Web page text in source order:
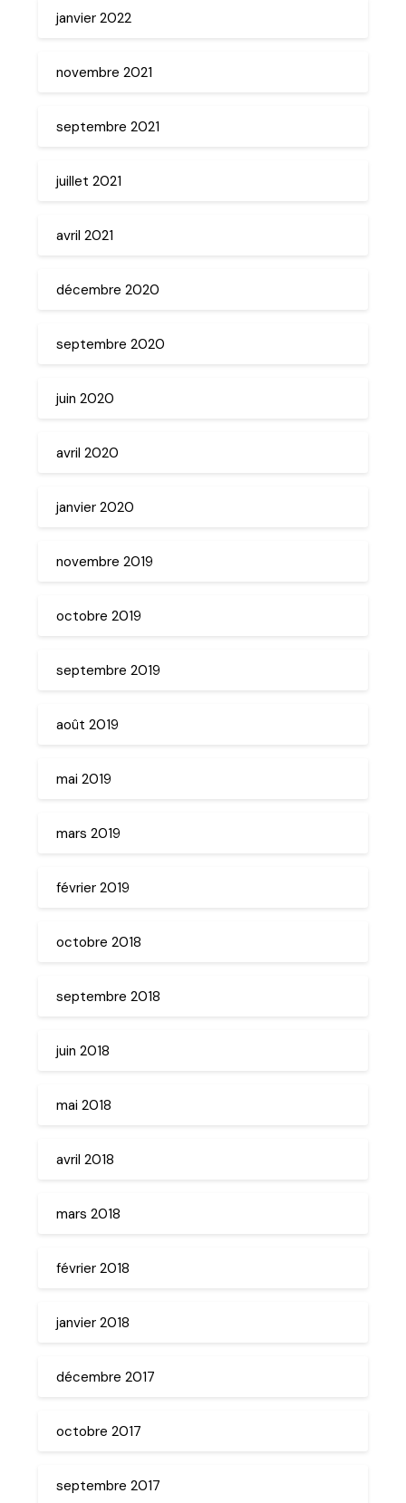
janvier 2022
novembre 2021
septembre 2021
juillet 2021
avril 2021
décembre 2020
septembre 2020
juin 2020
avril 2020
janvier 2020
novembre 2019
octobre 2019
septembre 2019
août 2019
mai 2019
mars 2019
février 2019
octobre 2018
septembre 2018
juin 2018
mai 2018
avril 2018
mars 2018
février 2018
janvier 2018
décembre 2017
octobre 2017
septembre 2017